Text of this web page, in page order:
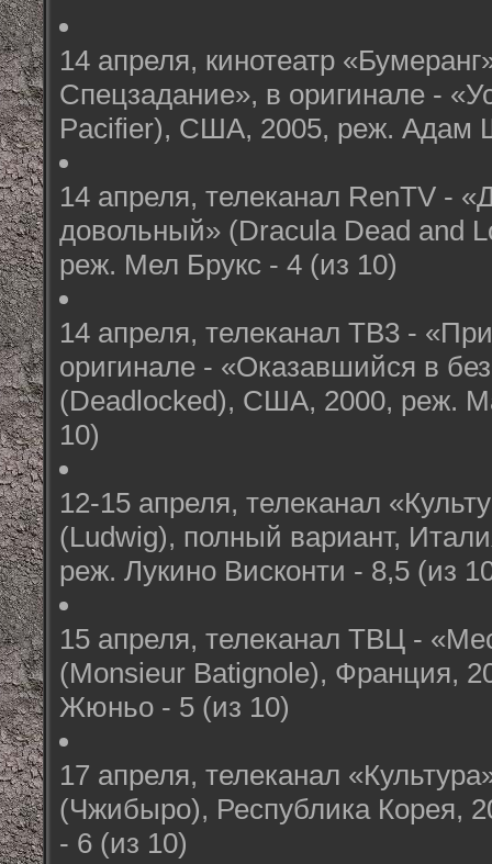
14 апреля, кинотеатр
Спецзадание», в оригинале -
Pacifier), США, 2005, реж. Адам
14 апреля, телеканал RenTV -
довольный» (Dracula Dead and
реж. Мел Брукс - 4 (из 10)
14 апреля, телеканал ТВ3 -
оригинале - «Оказавшийся в
(Deadlocked), США, 2000, реж.
10)
12-15 апреля, телеканал
(Ludwig), полный вариант,
реж. Лукино Висконти - 8,5 (из
15 апреля, телеканал ТВЦ -
(Monsieur Batignole), Франция,
Жюньо - 5 (из 10)
17 апреля, телеканал
(Чжибыро), Республика Корея,
- 6 (из 10)